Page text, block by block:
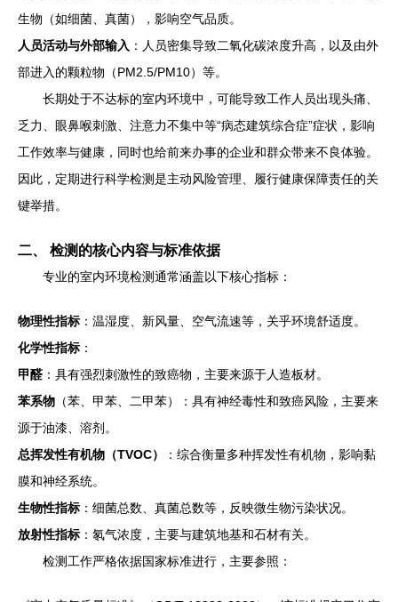
生物（如细菌、真菌），影响空气品质。
人员活动与外部输入 ：人员密集导致二氧化碳浓度升高，以及由外
部进入的颗粒物（PM2.5/PM10）等。
长期处于不达标的室内环境中，可能导致工作人员出现头痛、
乏力、眼鼻喉刺激、注意力不集中等“病态建筑综合症”症状，影响
工作效率与健康，同时也给前来办事的企业和群众带来不良体验。
因此，定期进行科学检测是主动风险管理、履行健康保障责任的关
键举措。
二、 检测的核心内容与标准依据
专业的室内环境检测通常涵盖以下核心指标：
物理性指标 ：温湿度、新风量、空气流速等，关乎环境舒适度。
化学性指标 ：
甲醛 ：具有强烈刺激性的致癌物，主要来源于人造板材。
苯系物 （苯、甲苯、二甲苯）：具有神经毒性和致癌风险，主要来
源于油漆、溶剂。
总挥发性有机物（TVOC）
：综合衡量多种挥发性有机物，影响黏
膜和神经系统。
生物性指标 ：细菌总数、真菌总数等，反映微生物污染状况。
放射性指标 ：氡气浓度，主要与建筑地基和石材有关。
检测工作严格依据国家标准进行，主要参照：